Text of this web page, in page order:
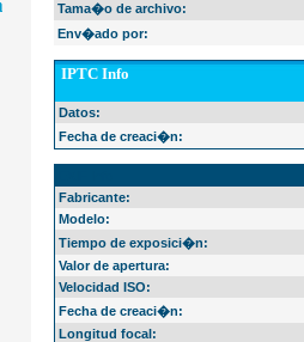
Tama�o de archivo:
Env�ado por:
IPTC Info
Datos:
Fecha de creaci�n:
Fabricante:
Modelo:
Tiempo de exposici�n:
Valor de apertura:
Velocidad ISO:
Fecha de creaci�n:
Longitud focal: